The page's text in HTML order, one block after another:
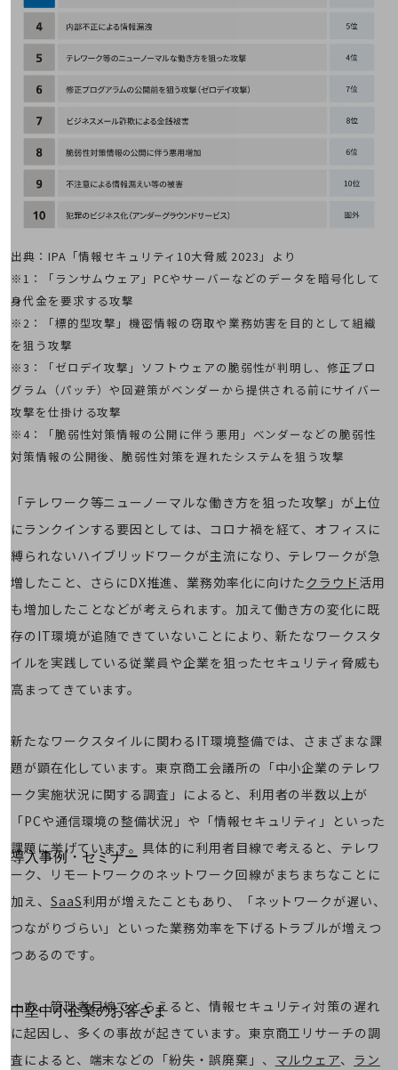
モバイルTOP
法人向けスマホ・携帯に関する、
おすすめの機種、料金やサービスをご紹介
製品
製品TOP
ビジネス向けスマートフォン
タフネススマートフォン
データ通信製品
ドコモケータイ
5G対応ホームルーター
衛星携帯電話
IOT完了済みメーカーブランド製品
料金
料金TOP
ケータイプラン
データプラス
IoT向け回線料金
home5Gプラン
モバイルサービス
セキュリティ
運用保守・故障紛失サポート
お手続き
導入事例・セミナー
導入事例TOP
最新の導入事例や注目の導入事例をご紹介します
セミナー
開催・出展する各種セミナー、イベント情報をご紹介します
別ウィンドウで開きます
中堅中小企業のお客さま
NTTドコモビジネスウォッチ
ビジネスお役立ち情報
出典：IPA「情報セキュリティ10大脅威 2023」より
※1：「ランサムウェア」PCやサーバーなどのデータを暗号化して
身代金を要求する攻撃
※2：「標的型攻撃」機密情報の窃取や業務妨害を目的として組織
を狙う攻撃
※3：「ゼロデイ攻撃」ソフトウェアの脆弱性が判明し、修正プロ
グラム（パッチ）や回避策がベンダーから提供される前にサイバー
攻撃を仕掛ける攻撃
※4：「脆弱性対策情報の公開に伴う悪用」べンダーなどの脆弱性
対策情報の公開後、脆弱性対策を遅れたシステムを狙う攻撃
「テレワーク等ニューノーマルな働き方を狙った攻撃」が上位
にランクインする要因としては、コロナ禍を経て、オフィスに
縛られないハイブリッドワークが主流になり、テレワークが急
増したこと、さらにDX推進、業務効率化に向けたクラウド 活用
も増加したことなどが考えられます。加えて働き方の変化に既
存のIT環境が追随できていないことにより、新たなワークスタ
イルを実践している従業員や企業を狙ったセキュリティ脅威も
高まってきています。
新たなワークスタイルに関わるIT環境整備では、さまざまな課
題が顕在化しています。東京商工会議所の「中小企業のテレワ
ーク実施状況に関する調査」によると、利用者の半数以上が
「PCや通信環境の整備状況」や「情報セキュリティ」といった
課題に挙げています。具体的に利用者目線で考えると、テレワ
ーク、リモートワークのネットワーク回線がまちまちなことに
加え、 SaaS利用が増えたこともあり、「ネットワークが遅い、
つながりづらい」といった業務効率を下げるトラブルが増えつ
つあるのです。
一方、管理者目線でとらえると、情報セキュリティ対策の遅れ
に起因し、多くの事故が起きています。東京商工リサーチの調
査によると、端末などの「紛失・誤廃棄」、 マルウェア、 ラン